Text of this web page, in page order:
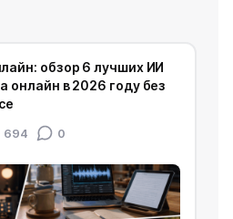
обзор 6 лучших ИИ
онлайн в 2026 году без
694 0